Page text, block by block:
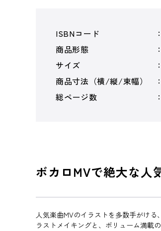
ISBNコード
商品形態
サイズ
商品寸法（横/縦/束幅）
総ページ数
ボカロMVで絶大な人
人気楽曲MVのイラストを多数手がけ
ラストメイキングと、ボリューム満載の